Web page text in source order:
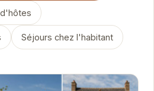
Séjours chez l'habitant